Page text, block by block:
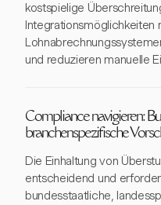
kostspielige
Integrationsmöglichkeiten
und reduzieren manuelle
Compliance navigieren:
branchenspezifische
Die Einhaltung von
entscheidend und
bundesstaatliche,